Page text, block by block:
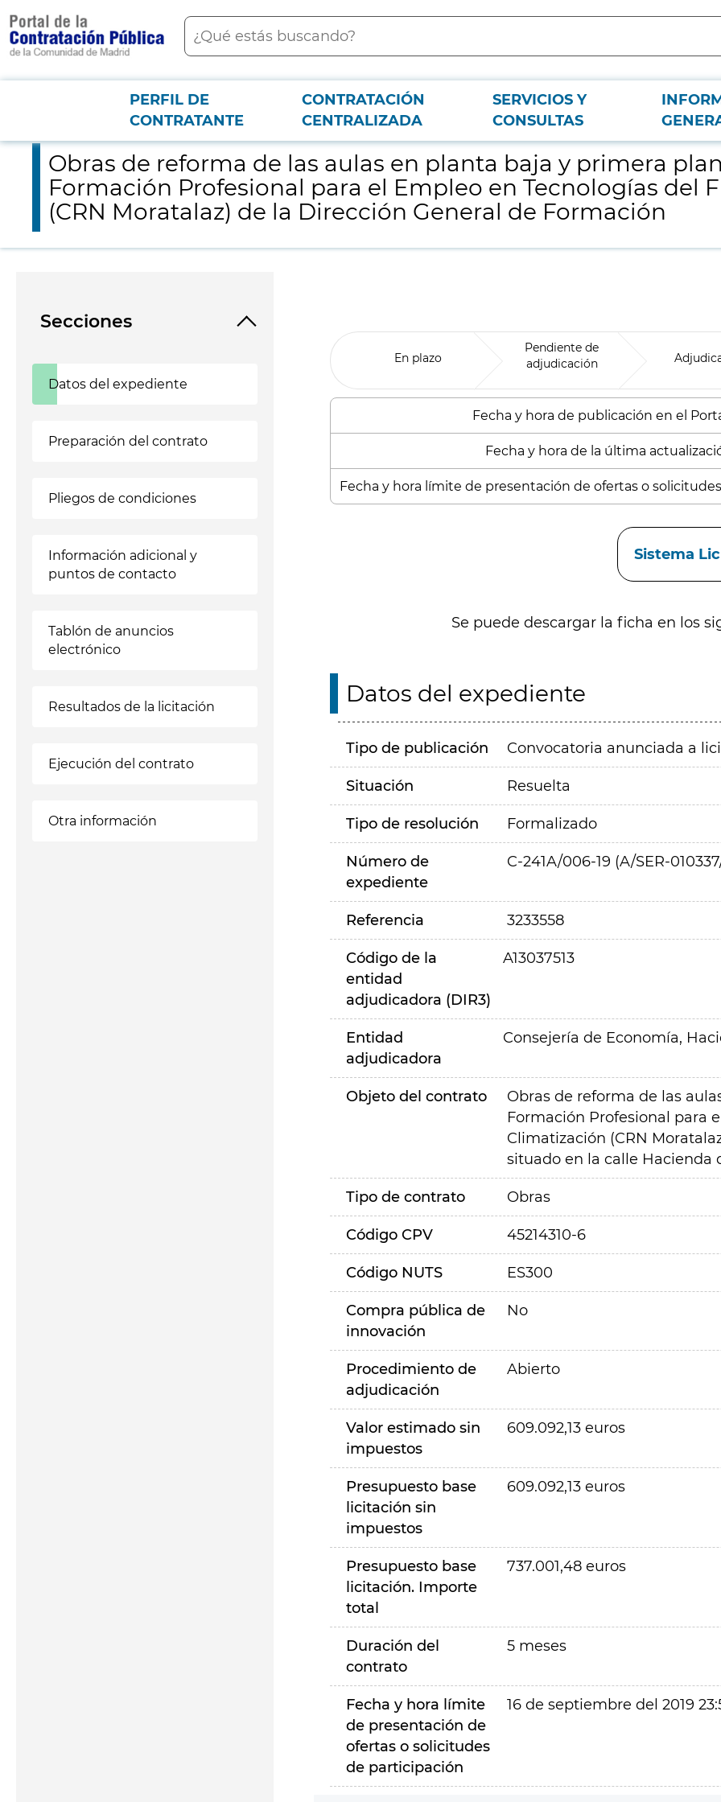
contenido
principal
Buscar
Menú PCON
PERFIL DE
CONTRATANTE
CONTRATACIÓN
CENTRALIZADA
SERVICIOS Y
CONSULTAS
Obras de reforma de las aulas en planta baja y primera planta del Centro de Formación Profesional para el Empleo en Tecnologías del
Obras de reforma de las aulas en planta baja y primera
Formación Profesional para el Empleo en Tecnologías del
(CRN Moratalaz) de la Dirección General de Formación
Secciones
Datos del expediente
Preparación del contrato
Pliegos de condiciones
Información adicional y
puntos de contacto
Tablón de anuncios
electrónico
Resultados de la licitación
Ejecución del contrato
Otra información
En plazo
Pendiente de
adjudicación
Fecha y hora de publicación en el
Fecha y hora de la última
Fecha y hora límite de presentación de ofertas o
Sistema
Se puede descargar la ficha en los
Datos del expediente
Tipo de publicación Convocatoria anunciada a
Situación Resuelta
Tipo de resolución Formalizado
Número de
expediente
C-241A/006-19 (A/SER-
Referencia 3233558
Código de la
entidad
adjudicadora (DIR3)
A13037513
Entidad
adjudicadora
Consejería de Economía,
Objeto del contrato
Obras de reforma de las
Formación Profesional para
Climatización (CRN
situado en la calle Hacienda
Tipo de contrato Obras
Código CPV 45214310-6
Código NUTS ES300
Compra pública de
innovación
No
Procedimiento de
adjudicación
Abierto
Valor estimado sin
impuestos
609.092,13 euros
Presupuesto base
licitación sin
impuestos
609.092,13 euros
Presupuesto base
licitación. Importe
total
737.001,48 euros
Duración del
contrato
5 meses
Fecha y hora límite
de presentación de
ofertas o solicitudes
de participación
16 de septiembre del 2019